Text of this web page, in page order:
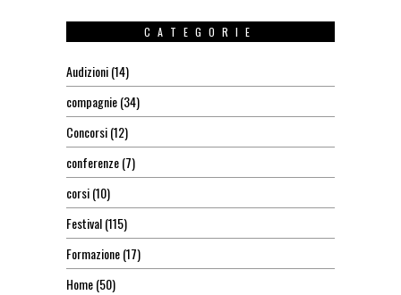
CATEGORIE
Audizioni(14)
compagnie(34)
Concorsi(12)
conferenze(7)
corsi(10)
Festival(115)
Formazione(17)
Home(50)